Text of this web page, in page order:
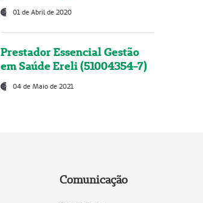
01 de Abril de 2020
Prestador Essencial Gestão
em Saúde Ereli (51004354-7)
04 de Maio de 2021
Comunicação